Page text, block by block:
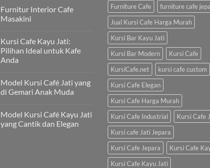
Furnitur Interior Cafe
Masakini
Kursi Cafe Kayu Jati:
Pilihan Ideal untuk Kafe
Anda
Model Kursi Café Jati yang
di Gemari Anak Muda
Model Kursi Café Kayu Jati
yang Cantik dan Elegan
Furniture Cafe
furniture cafe
Jual Kursi Cafe Harga Murah
Kursi Bar Kayu Jati
Kursi Bar Modern
Kursi Cafe
KursiCafe.net
kursi cafe custom
Kursi Cafe Elegan
Kursi Cafe Harga Murah
Kursi Cafe Industrial
Kursi Cafe
Kursi cafe Jati Jepara
Kursi Cafe Jepara
Kursi Cafe
Kursi Cafe Kayu Jati